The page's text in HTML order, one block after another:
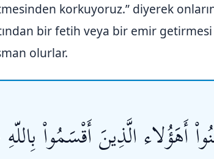
korkuyoruz.” diyerek
bir fetih veya bir emir
olurlar.
أَهَؤُلاء الَّذِينَ أَقْسَمُواْ